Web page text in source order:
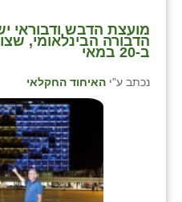
מועצת הדבש ודבוראי
הדבורה הבינלאומי,
ב-20 במאי
נכתב ע"י האיחוד החקלאי